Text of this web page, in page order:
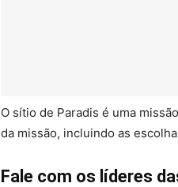
O sítio de Paradis é uma
da missão, incluindo as
Fale com os líderes